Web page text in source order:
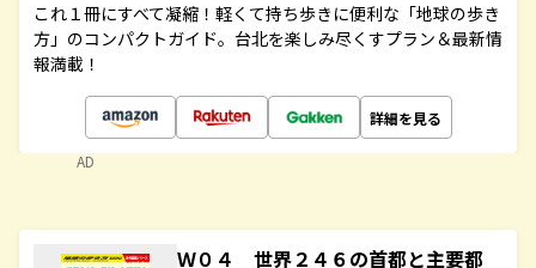
これ１冊にすべて凝縮！軽くて持ち歩きに便利な「地球の歩き
方」のコンパクトガイド。台北を楽しみ尽くすプラン＆最新情
報満載！
詳細を見る
AD
Ｗ０４ 世界２４６の首都と主要都